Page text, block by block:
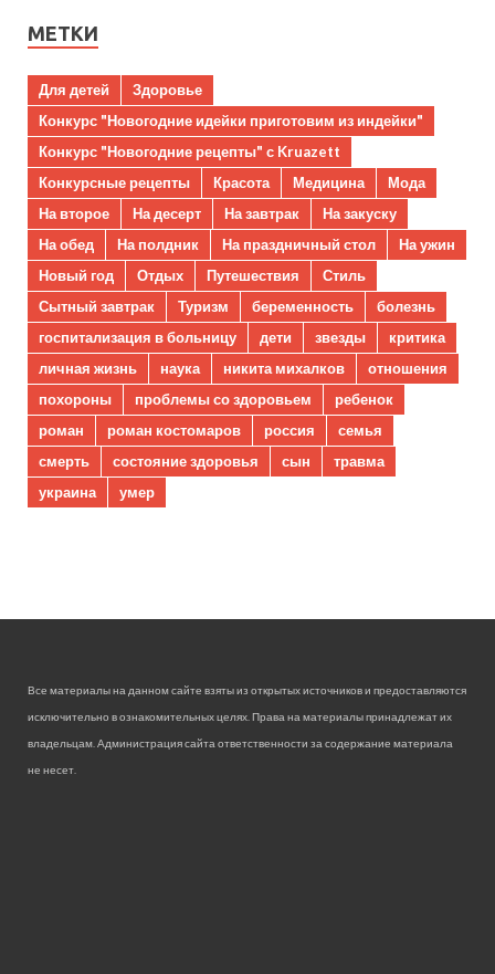
МЕТКИ
Для детей
Здоровье
Конкурс "Новогодние идейки приготовим из индейки"
Конкурс "Новогодние рецепты" с Kruazett
Конкурсные рецепты
Красота Медицина
Мода
На второе
На десерт На завтрак
На закуску
На обед
На полдник На праздничный стол
На ужин
Новый год
Отдых Путешествия
Стиль
Сытный завтрак
Туризм беременность
болезнь
госпитализация в больницу
дети звезды
критика
личная жизнь
наука никита михалков
отношения
похороны
проблемы со здоровьем
ребенок
роман
роман костомаров россия
семья
смерть
состояние здоровья сын
травма
украина
умер
Все материалы на данном сайте взяты из открытых источников и предоставляются
исключительно в ознакомительных целях. Права на материалы принадлежат их
владельцам. Администрация сайта ответственности за содержание материала
не несет.